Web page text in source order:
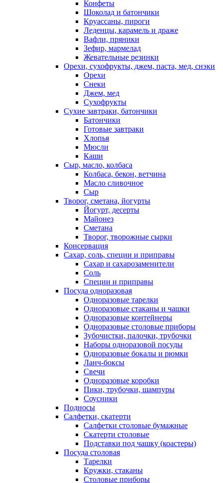
Конфеты
Шоколад и батончики
Круассаны, пироги
Леденцы, карамель и драже
Вафли, пряники
Зефир, мармелад
Жевательные резинки
Орехи, сухофрукты, джем, паста, мед, снэки
Орехи
Снеки
Джем, мед
Сухофрукты
Сухие завтраки, батончики
Батончики
Готовые завтраки
Хлопья
Мюсли
Каши
Сыр, масло, колбаса
Колбаса, бекон, ветчина
Масло сливочное
Сыр
Творог, сметана, йогурты
Йогурт, десерты
Майонез
Сметана
Творог, творожные сырки
Консервация
Сахар, соль, специи и приправы
Сахар и сахарозаменители
Соль
Специи и приправы
Посуда одноразовая
Одноразовые тарелки
Одноразовые стаканы и чашки
Одноразовые контейнеры
Одноразовые столовые приборы
Зубочистки, палочки, трубочки
Наборы одноразовой посуды
Одноразовые бокалы и рюмки
Ланч-боксы
Свечи
Одноразовые коробки
Пики, трубочки, шампуры
Соусники
Подносы
Салфетки, скатерти
Салфетки столовые бумажные
Скатерти столовые
Подставки под чашку (коастеры)
Посуда столовая
Тарелки
Кружки, стаканы
Столовые приборы